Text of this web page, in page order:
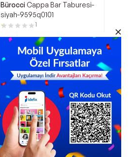
Bürocci Cappa Bar Taburesi-
siyah-9595q0101
1
6.999,00 TL
Sepette6.449,58TL